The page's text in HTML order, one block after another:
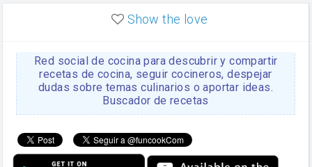
enLasaña casera fácil y
HOJALDROSA TV
enGachas de la abuela
Rosa
https://youtu.be/Mz69gcVO3sI
Rosa enReceta Del Bizcocho
Disculpa. En la foto aparece
el bizcocho de xoco y en el
apartado de los ingredientes
Show the love
Red social de cocina para descubrir y compartir
recetas de cocina, seguir cocineros, despejar
dudas sobre temas culinarios o aportar ideas.
Buscador de recetas